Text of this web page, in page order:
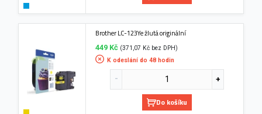
Brother LC-123Ye žlutá originální
449 Kč (371,07 Kč bez DPH)
K odeslání do 48 hodin
Do košíku